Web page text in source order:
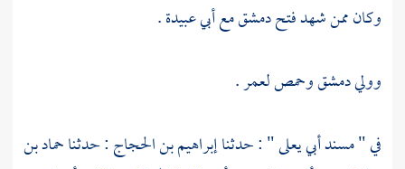
وكان ممن شهد فتحدمشقمعأبي عبيدة.
ووليدمشقوحمصلعمر.
في " مسندأبي يعلى" : حدثناإبراهيم بن الحجاج: حدثناحماد بن